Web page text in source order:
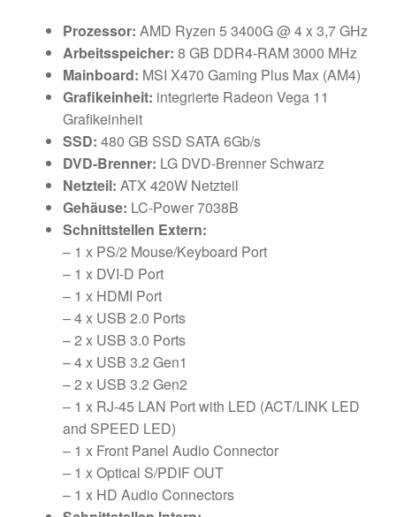
Prozessor: AMD Ryzen 5 3400G @ 4 x 3,7 GHz
Arbeitsspeicher: 8 GB DDR4-RAM 3000 MHz
Mainboard: MSI X470 Gaming Plus Max (AM4)
Grafikeinheit: integrierte Radeon Vega 11
Grafikeinheit
SSD: 480 GB SSD SATA 6Gb/​s
DVD-Brenner: LG DVD-Brenner Schwarz
Netzteil: ATX 420W Netzteil
Gehäuse: LC-Power 7038B
Schnittstellen Extern:
– 1 x PS/2 Mouse/Keyboard Port
– 1 x DVI-D Port
– 1 x HDMI Port
– 4 x USB 2.0 Ports
– 2 x USB 3.0 Ports
– 4 x USB 3.2 Gen1
– 2 x USB 3.2 Gen2
– 1 x RJ-45 LAN Port with LED (ACT/LINK LED
and SPEED LED)
– 1 x Front Panel Audio Connector
– 1 x Optical S/PDIF OUT
– 1 x HD Audio Connectors